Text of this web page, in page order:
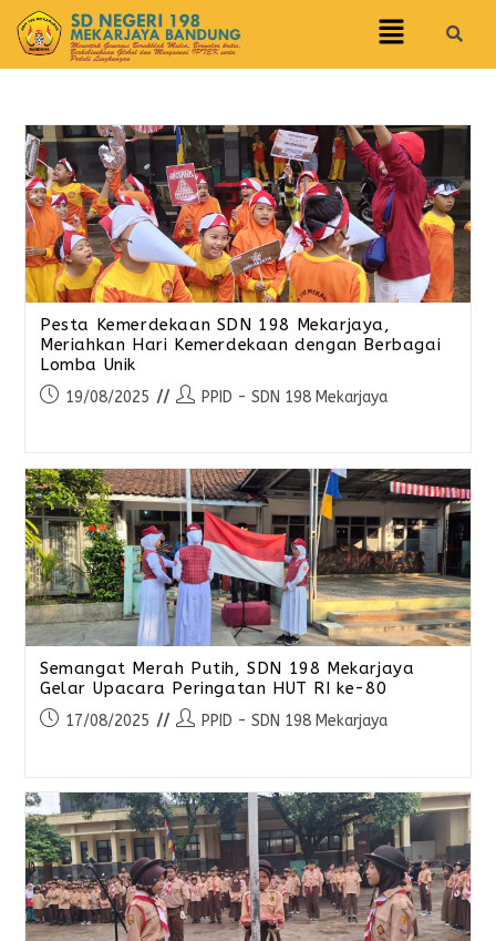
Pesta Kemerdekaan SDN 198 Mekarjaya,
Meriahkan Hari Kemerdekaan dengan Berbagai
Lomba Unik
19/08/2025 PPID - SDN 198 Mekarjaya
Semangat Merah Putih, SDN 198 Mekarjaya
Gelar Upacara Peringatan HUT RI ke-80
17/08/2025 PPID - SDN 198 Mekarjaya